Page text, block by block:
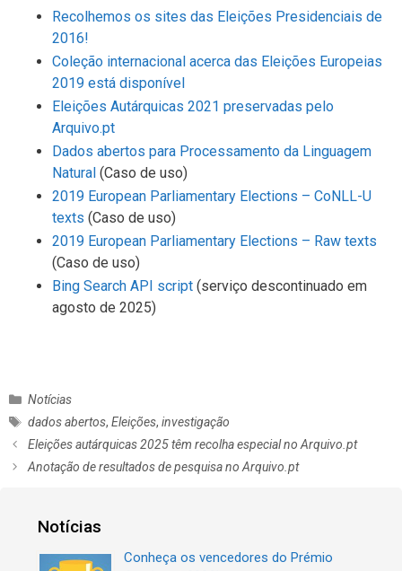
Recolhemos os sites das Eleições Presidenciais de
2016!
Coleção internacional acerca das Eleições Europeias
2019 está disponível
Eleições Autárquicas 2021 preservadas pelo
Arquivo.pt
Dados abertos para Processamento da Linguagem
Natural (Caso de uso)
2019 European Parliamentary Elections – CoNLL-U
texts (Caso de uso)
2019 European Parliamentary Elections – Raw texts
(Caso de uso)
Bing Search API script (serviço descontinuado em
agosto de 2025)
C
a
g
Notícias
E
t
dados abertos,Eleições,investigação
N
a
Eleições autárquicas 2025 têm recolha especial no Arquivo.pt
Anotação de resultados de pesquisa no Arquivo.pt
Notícias
Conheça os vencedores do Prémio